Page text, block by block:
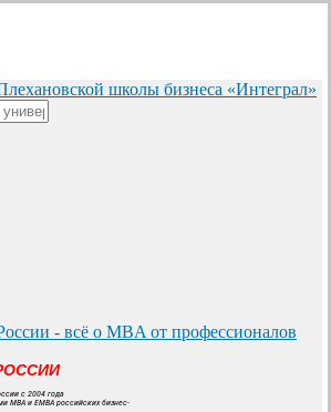
с 2004 года
MBA и EMBA российских бизнес-